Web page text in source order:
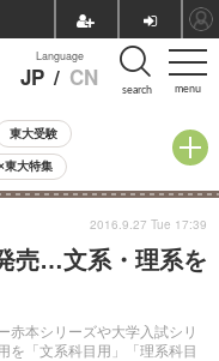
menu
Language
JP / CN search
東大受験
東大特集
小学校受験
人気記事
売…文系・理系を
本シリーズや大学入試シリ
を「文系科目用」「理系科目
2016.9.27 Tue 17:39